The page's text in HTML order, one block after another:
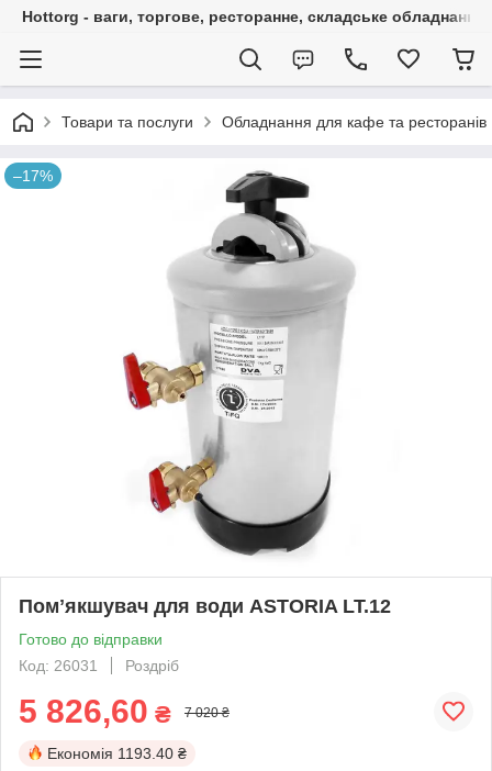
Hottorg - ваги, торгове, ресторанне, складське обладнання
Товари та послуги Обладнання для кафе та ресторанів
–17%
Помʼякшувач для води ASTORIA LT.12
Готово до відправки
Код: 26031
Роздріб
5 826,60 ₴ 7 020 ₴
Економія 1193.40 ₴